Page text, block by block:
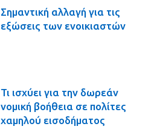
Σημαντική αλλαγή για τις
εξώσεις των ενοικιαστών
Τι ισχύει για την δωρεάν
νομική βοήθεια σε πολίτες
χαμηλού εισοδήματος